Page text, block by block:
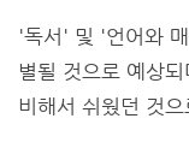
'독서' 및 '언어와
별될 것으로 예상
비해서 쉬웠던 것